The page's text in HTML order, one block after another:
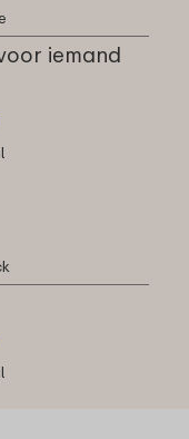
iemand